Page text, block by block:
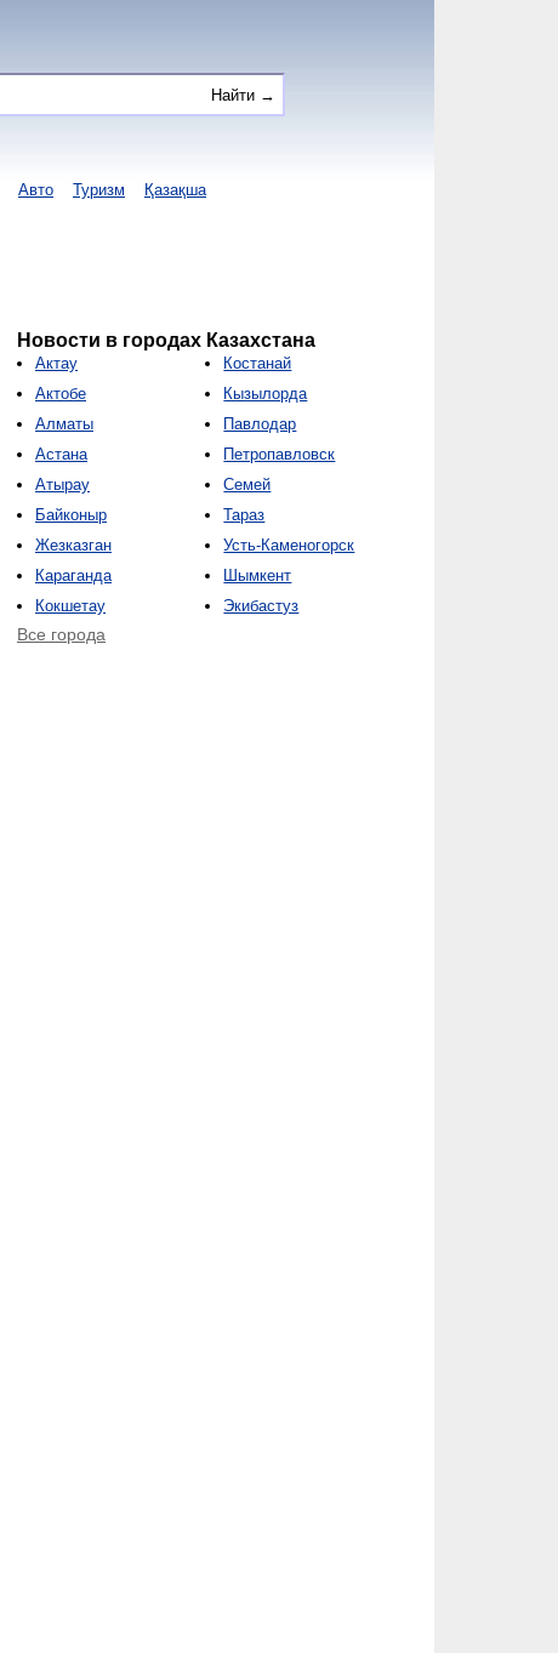
Авто Туризм Қазақша
Новости в городах Казахстана
Актау
Актобе
Алматы
Астана
Атырау
Байконыр
Жезказган
Караганда
Кокшетау
Костанай
Кызылорда
Павлодар
Петропавловск
Семей
Тараз
Усть-Каменогорск
Шымкент
Экибастуз
Все города